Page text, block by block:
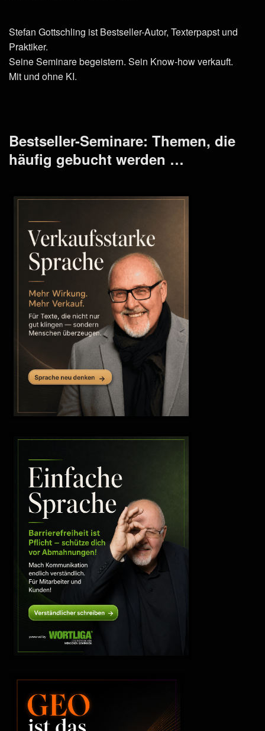
Stefan Gottschling ist Bestseller-Autor, Texterpapst und
Praktiker.
Seine Seminare begeistern. Sein Know-how verkauft.
Mit und ohne KI.
Bestseller-Seminare: Themen, die
häufig gebucht werden …